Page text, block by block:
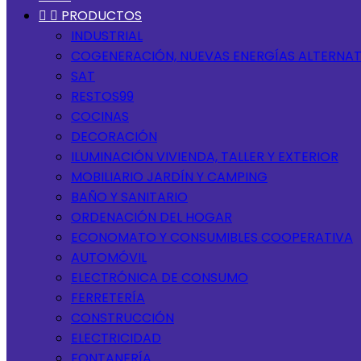
  PRODUCTOS
INDUSTRIAL
COGENERACIÓN, NUEVAS ENERGÍAS
SAT
RESTOS99
COCINAS
DECORACIÓN
ILUMINACIÓN VIVIENDA, TALLER Y EXTERIOR
MOBILIARIO JARDÍN Y CAMPING
BAÑO Y SANITARIO
ORDENACIÓN DEL HOGAR
ECONOMATO Y CONSUMIBLES COOPERATIVA
AUTOMÓVIL
ELECTRÓNICA DE CONSUMO
FERRETERÍA
CONSTRUCCIÓN
ELECTRICIDAD